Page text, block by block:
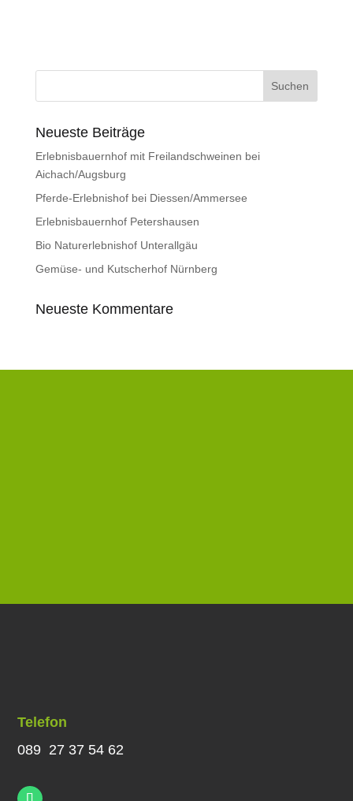
Neueste Beiträge
Erlebnisbauernhof mit Freilandschweinen bei
Aichach/Augsburg
Pferde-Erlebnishof bei Diessen/Ammersee
Erlebnisbauernhof Petershausen
Bio Naturerlebnishof Unterallgäu
Gemüse- und Kutscherhof Nürnberg
Neueste Kommentare
Telefon
089 27 37 54 62